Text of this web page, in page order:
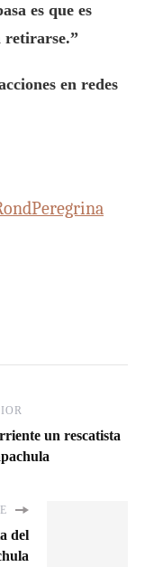
es que es
retirarse.”
en redes
un rescatista
del